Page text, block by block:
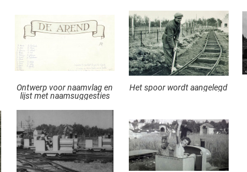
Ontwerp voor naamvlag en
lijst met naamsuggesties
Het spoor wordt aangelegd